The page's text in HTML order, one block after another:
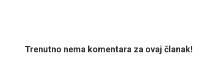
Trenutno nema komentara za ovaj članak!